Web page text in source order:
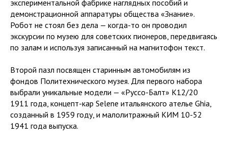
экспериментальной фабрике наглядных пособий и
демонстрационной аппаратуры общества «Знание».
Робот не стоял без дела — когда-то он проводил
экскурсии по музею для советских пионеров, передвигаясь
по залам и используя записанный на магнитофон текст.
Второй пазл посвящен старинным автомобилям из
фондов Политехнического музея. Для первого набора
выбрали уникальные модели — «Руссо-Балт» К12/20
1911 года, концепт-кар Selene итальянского ателье Ghia,
созданный в 1959 году, и малолитражный КИМ 10-52
1941 года выпуска.